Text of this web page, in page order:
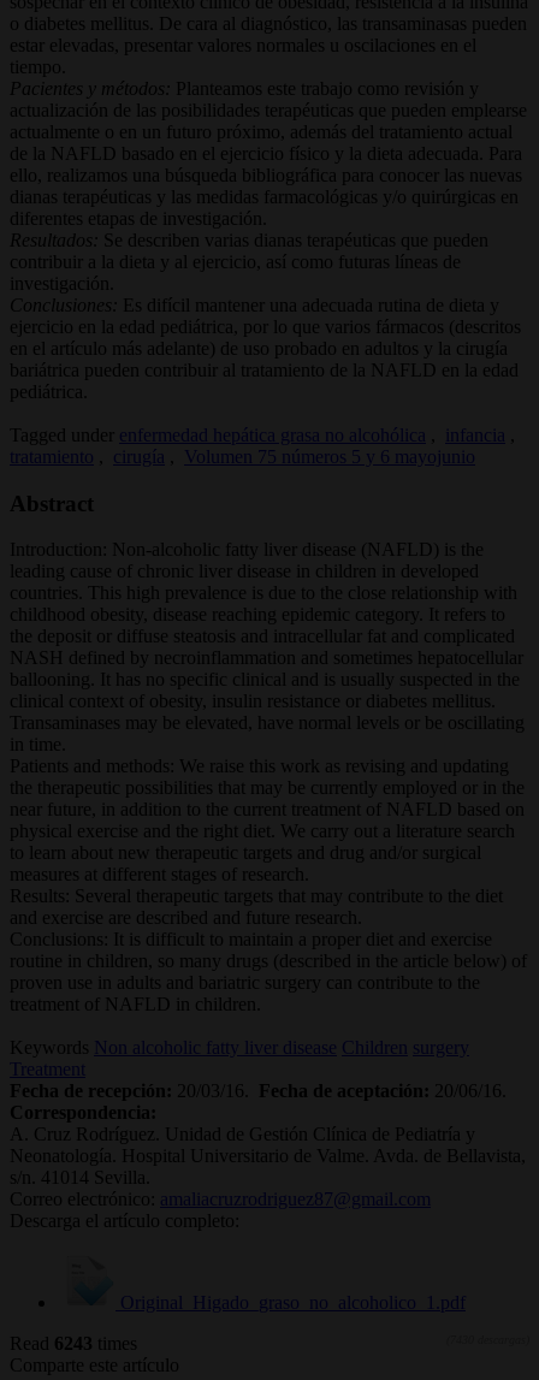
o diabetes mellitus. De cara al diagnóstico, las transaminasas pueden
estar elevadas, presentar valores normales u oscilaciones en el
tiempo.
Pacientes y métodos:
Planteamos este trabajo como revisión y
actualización de las posibilidades terapéuticas que pueden emplearse
actualmente o en un futuro próximo, además del tratamiento actual
de la NAFLD basado en el ejercicio físico y la dieta adecuada. Para
ello, realizamos una búsqueda bibliográfica para conocer las nuevas
dianas terapéuticas y las medidas farmacológicas y/o quirúrgicas en
diferentes etapas de investigación.
Resultados:
Se describen varias dianas terapéuticas que pueden
contribuir a la dieta y al ejercicio, así como futuras líneas de
investigación.
Conclusiones:
Es difícil mantener una adecuada rutina de dieta y
ejercicio en la edad pediátrica, por lo que varios fármacos (descritos
en el artículo más adelante) de uso probado en adultos y la cirugía
bariátrica pueden contribuir al tratamiento de la NAFLD en la edad
pediátrica.
Tagged under enfermedad hepática grasa no alcohólica infancia
tratamiento
cirugía Volumen 75 números 5 y 6 mayojunio
Abstract
Introduction: Non-alcoholic fatty liver disease (NAFLD) is the
leading cause of chronic liver disease in children in developed
countries. This high prevalence is due to the close relationship with
childhood obesity, disease reaching epidemic category. It refers to
the deposit or diffuse steatosis and intracellular fat and complicated
NASH defined by necroinflammation and sometimes hepatocellular
ballooning. It has no specific clinical and is usually suspected in the
clinical context of obesity, insulin resistance or diabetes mellitus.
Transaminases may be elevated, have normal levels or be oscillating
in time.
Patients and methods: We raise this work as revising and updating
the therapeutic possibilities that may be currently employed or in the
near future, in addition to the current treatment of NAFLD based on
physical exercise and the right diet. We carry out a literature search
to learn about new therapeutic targets and drug and/or surgical
measures at different stages of research.
Results: Several therapeutic targets that may contribute to the diet
and exercise are described and future research.
Conclusions: It is difficult to maintain a proper diet and exercise
routine in children, so many drugs (described in the article below) of
proven use in adults and bariatric surgery can contribute to the
treatment of NAFLD in children.
Keywords Non alcoholic fatty liver disease Children
surgery
Treatment
Fecha de recepción:
20/03/16. Fecha de aceptación:
20/06/16.
Correspondencia:
A. Cruz Rodríguez. Unidad de Gestión Clínica de Pediatría y
Neonatología. Hospital Universitario de Valme. Avda. de Bellavista,
s/n. 41014 Sevilla.
Correo electrónico: amaliacruzrodriguez87@gmail.com
Descarga el artículo completo:
Original_Higado_graso_no_alcoholico_1.pdf
Read 6243 times
Comparte este artículo